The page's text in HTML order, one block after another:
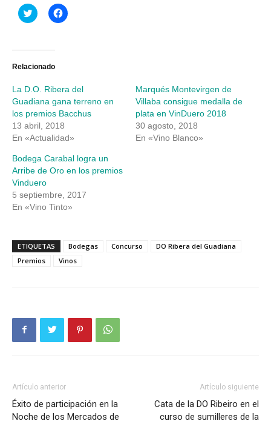
Haz
clic
Twitter
abre
ventana
nueva)
Haz
clic
ventana
nueva)
Relacionado
La D.O. Ribera del
Guadiana gana terreno en
los premios Bacchus
13 abril, 2018
En «Actualidad»
Marqués Montevirgen de
Villaba consigue medalla de
plata en VinDuero 2018
30 agosto, 2018
En «Vino Blanco»
Bodega Carabal logra un
Arribe de Oro en los premios
Vinduero
5 septiembre, 2017
En «Vino Tinto»
ETIQUETAS Bodegas Concurso
DO Ribera del Guadiana
Premios
Vinos
Artículo anterior
Éxito de participación en la
Noche de los Mercados de
Artículo siguiente
Cata de la DO Ribeiro en el
curso de sumilleres de la